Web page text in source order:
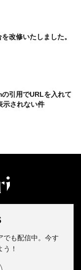
改修いたしました。
引用でURLを入れて
示されない件
でも配信中。今す
！